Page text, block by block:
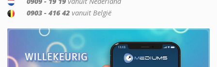
0903 - 416 42 vanuit België